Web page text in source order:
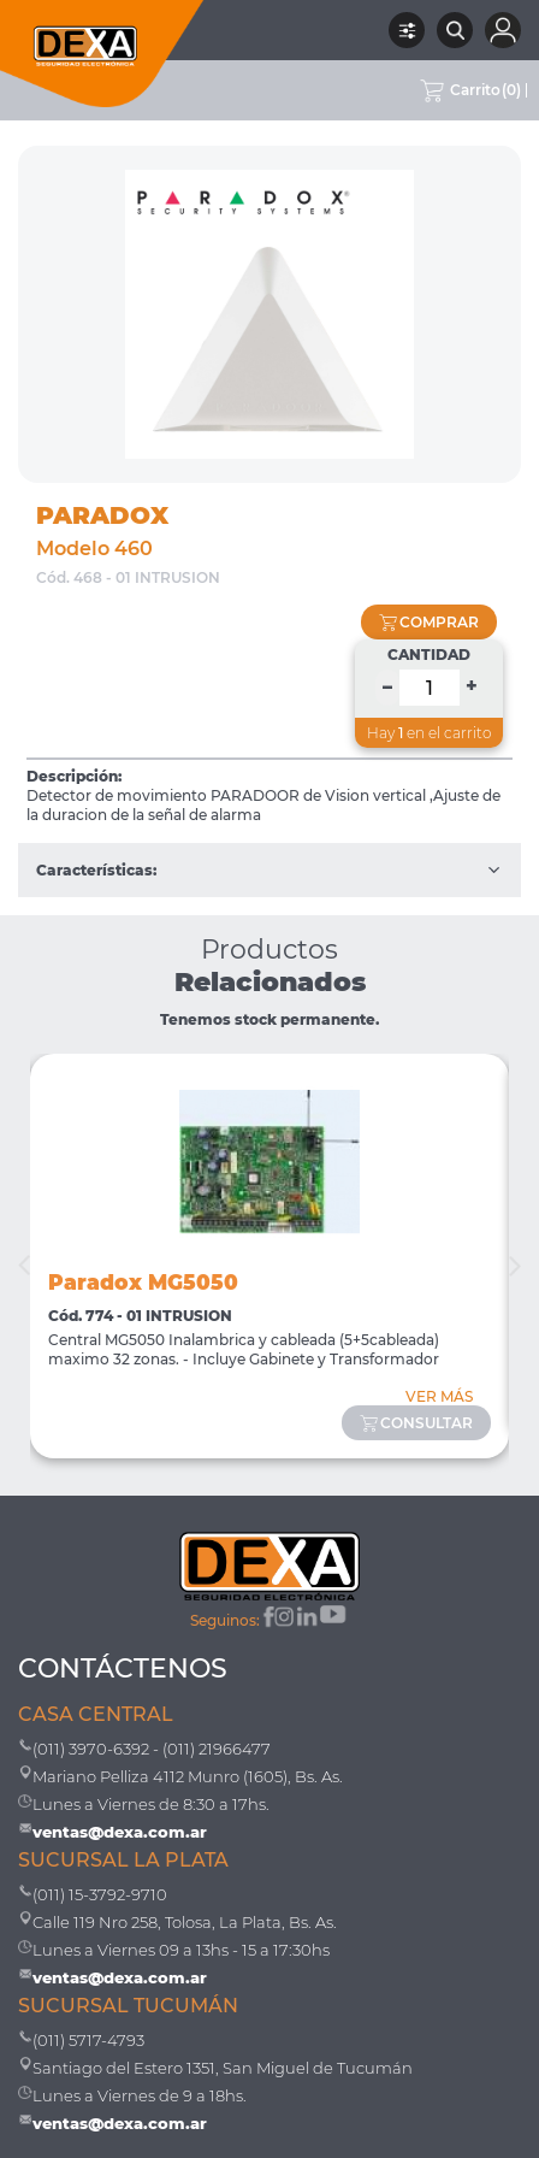
Carrito (0)
MARCA
PARADOX
Modelo 460
Cód. 468 - 01 INTRUSION
COMPRAR
CANTIDAD
– +
Hay 1 en el carrito
Descripción:
Detector de movimiento PARADOOR de Vision vertical ,Ajuste de
la duracion de la señal de alarma
Características:
Productos
Relacionados
Tenemos stock permanente.
Paradox MG5050
Cód. 774 - 01 INTRUSION
Central MG5050 Inalambrica y cableada (5+5cableada)
maximo 32 zonas. - Incluye Gabinete y Transformador
VER MÁS
CONSULTAR
Seguinos:
CONTÁCTENOS
CASA CENTRAL
(011) 3970-6392 - (011) 21966477
Mariano Pelliza 4112 Munro (1605), Bs. As.
Lunes a Viernes de 8:30 a 17hs.
ventas@dexa.com.ar
SUCURSAL LA PLATA
(011) 15-3792-9710
Calle 119 Nro 258, Tolosa, La Plata, Bs. As.
Lunes a Viernes 09 a 13hs - 15 a 17:30hs
ventas@dexa.com.ar
SUCURSAL TUCUMÁN
(011) 5717-4793
Santiago del Estero 1351, San Miguel de Tucumán
Lunes a Viernes de 9 a 18hs.
ventas@dexa.com.ar